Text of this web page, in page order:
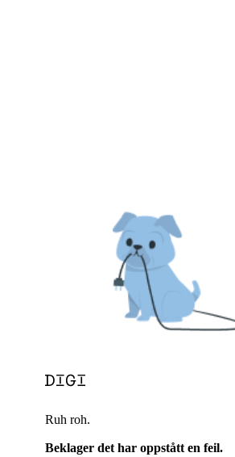
Ruh roh.
Beklager det har oppstått en feil.